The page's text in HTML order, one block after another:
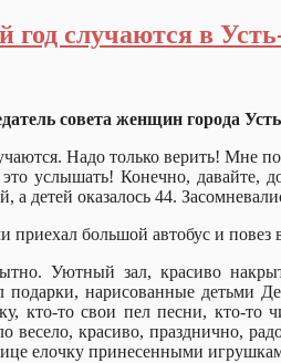
год случаются в
совета женщин города
Надо только верить! Мне
услышать! Конечно, давайте,
а детей оказалось 44.
приехал большой автобус и
Уютный зал, красиво
подарки, нарисованные детьми
кто-то свои пел песни, кто-
весело, красиво, празднично,
елочку принесенными